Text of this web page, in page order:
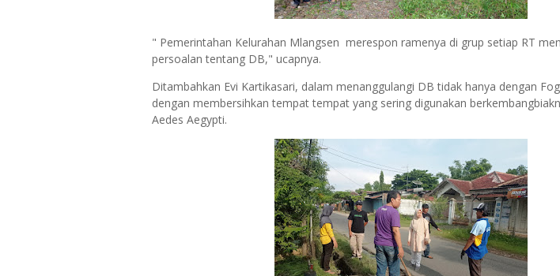
" Pemerintahan Kelurahan Mlangsen merespon ramenya di grup setiap RT
persoalan tentang DB," ucapnya.
Ditambahkan Evi Kartikasari, dalam menanggulangi DB tidak hanya dengan
dengan membersihkan tempat tempat yang sering digunakan
Aedes Aegypti.